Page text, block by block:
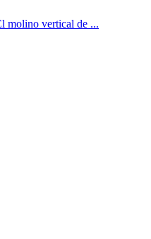
molino vertical de ...